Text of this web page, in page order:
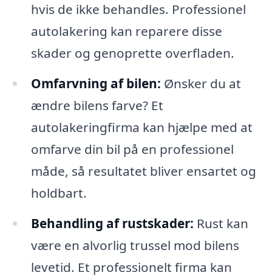
hvis de ikke behandles. Professionel
autolakering kan reparere disse
skader og genoprette overfladen.
Omfarvning af bilen: Ønsker du at
ændre bilens farve? Et
autolakeringfirma kan hjælpe med at
omfarve din bil på en professionel
måde, så resultatet bliver ensartet og
holdbart.
Behandling af rustskader: Rust kan
være en alvorlig trussel mod bilens
levetid. Et professionelt firma kan